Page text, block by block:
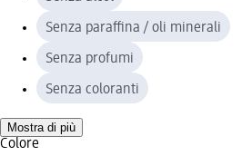
Senza paraffina / oli minerali
Senza profumi
Senza coloranti
Mostra di più
Colore